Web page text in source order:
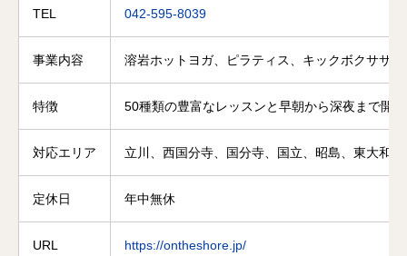
TEL 042-595-8039
事業内容 溶岩ホットヨガ、ピラティス、キックボクササ
特徴 50種類の豊富なレッスンと早朝から深夜まで開
対応エリア 立川、西国分寺、国分寺、国立、昭島、東大和
定休日 年中無休
URL https://ontheshore.jp/